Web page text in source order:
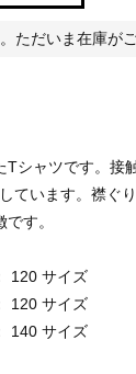
ただいま在庫が
シャツです。接
ています。襟ぐ
す。
120 サイズ
120 サイズ
140 サイズ